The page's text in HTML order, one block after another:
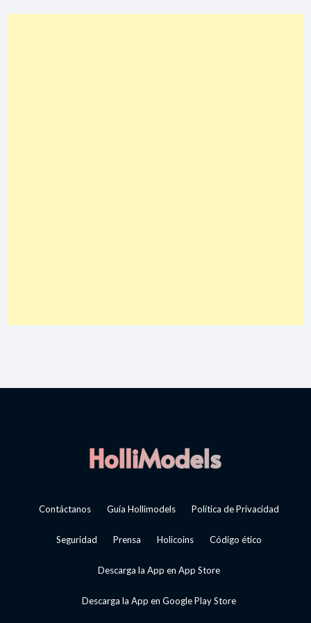
Contáctanos Guía Hollimodels Política de Privacidad
Seguridad Prensa Holicoins Código ético
Descarga la App en App Store
Descarga la App en Google Play Store